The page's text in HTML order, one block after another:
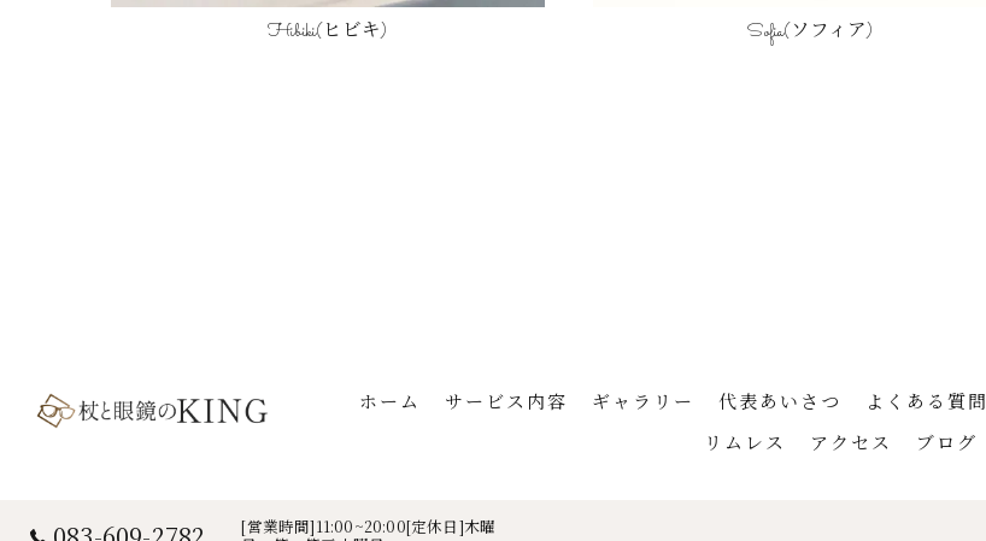
Hibiki(ヒビキ) Sofia(ソフィア)
[営業時間]11:00~20:00[定休日]木曜
ホーム サービス内容 ギャラリー 代表あいさつ よくある質問
リムレス
アクセス ブログ